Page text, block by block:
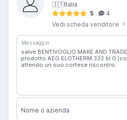
🇮🇹Italia
5
4
Vedi scheda venditore
Messaggio
Nome o azienda